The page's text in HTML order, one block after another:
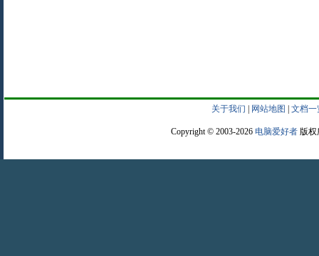
关于我们 网站地图 文档一
Copyright © 2003-2026 电脑爱好者版权